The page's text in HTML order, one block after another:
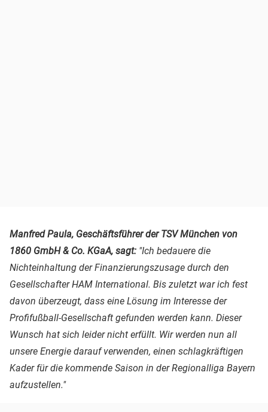
Manfred Paula, Geschäftsführer der TSV München von
1860 GmbH & Co. KGaA, sagt: "Ich bedauere die
Nichteinhaltung der Finanzierungszusage durch den
Gesellschafter HAM International. Bis zuletzt war ich fest
davon überzeugt, dass eine Lösung im Interesse der
Profifußball-Gesellschaft gefunden werden kann. Dieser
Wunsch hat sich leider nicht erfüllt. Wir werden nun all
unsere Energie darauf verwenden, einen schlagkräftigen
Kader für die kommende Saison in der Regionalliga Bayern
aufzustellen."